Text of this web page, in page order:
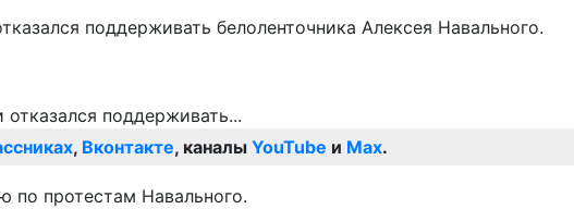
поддерживать белоленточника Алексея Навального.
, Вконтакте, каналы YouTube и Max.
по протестам Навального.